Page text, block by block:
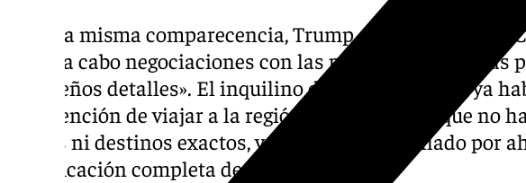
En esta misma comparecencia, Trump añadió que en El
llevar a cabo negociaciones con las partes involucradas
«pequeños detalles». El inquilino de la Casa Blanca ya
su intención de viajar a la región días atrás, aunque no
fechas ni destinos exactos, y tampoco ha detallado por
planificación completa de su viaje.